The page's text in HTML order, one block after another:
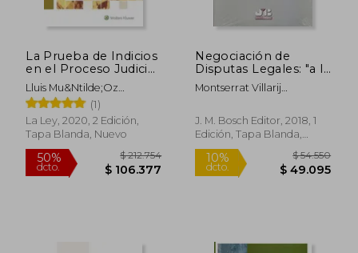
La Prueba de Indicios
en el Proceso Judicial
(2. ª Edición): Análisis
Para Juristas,
Detectives,
Periodistas, Peritos y
Policías
Lluis Mu&Ntilde;Oz
Sabat&Eacute;
(1)
La Ley, 2020, 2 Edición,
Tapa Blanda, Nuevo
Negociación de
Disputas Legales: "a la
Sombra del Litigio"
Montserrat Villarij
J. M. Bosch Editor, 2018, 1
Edición, Tapa Blanda,
Nuevo